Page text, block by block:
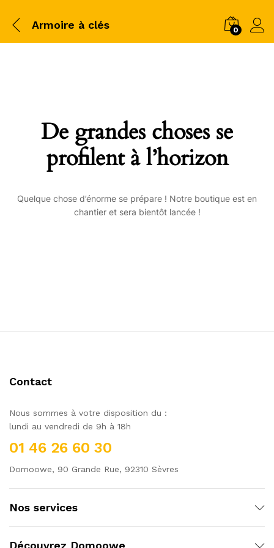
Armoire à clés 0
De grandes choses se
profilent à l’horizon
Quelque chose d’énorme se prépare ! Notre boutique est en
chantier et sera bientôt lancée !
Contact
Nous sommes à votre disposition du :
lundi au vendredi de 9h à 18h
01 46 26 60 30
Domoowe, 90 Grande Rue, 92310 Sèvres
Nos services
Découvrez Domoowe